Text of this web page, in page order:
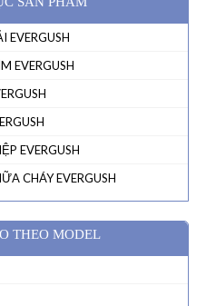
EVERGUSH
EVERGUSH
EVERGUSH
CHÁY EVERGUSH
THEO MODEL